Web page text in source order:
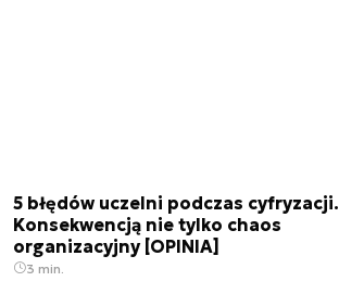
5 błędów uczelni podczas cyfryzacji.
Konsekwencją nie tylko chaos
organizacyjny [OPINIA]
3 min.